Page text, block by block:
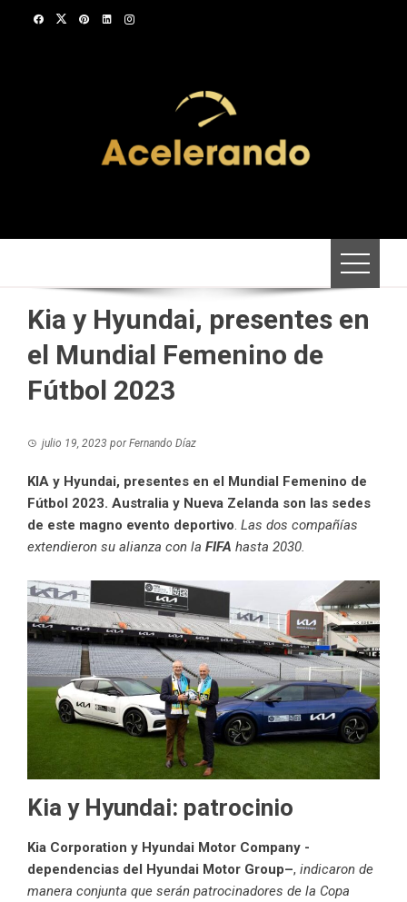
Kia y Hyundai, presentes en
el Mundial Femenino de
Fútbol 2023
julio 19, 2023 porFernando Díaz
KIA y Hyundai, presentes en el Mundial Femenino de
Fútbol 2023. Australia y Nueva Zelanda son las sedes
de este magno evento deportivo. Las dos compañías
extendieron su alianza con la FIFA hasta 2030.
Kia y Hyundai: patrocinio
Kia Corporation y Hyundai Motor Company -
dependencias del Hyundai Motor Group–, indicaron de
manera conjunta que serán patrocinadores de la Copa